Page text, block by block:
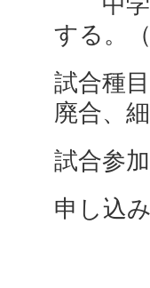
する。
試合種
廃合、
試合参
申し込